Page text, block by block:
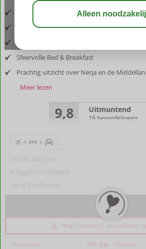
Inclusief vlucht en huurauto
Juweeltje op een berg net boven Nerja
Sfeervolle Bed & Breakfast
Prachtig uitzicht over Nerja en de
Meer lezen
9,8 Uitmuntend
16 beoordelingen
+ +
23 okt 2026 (vr)
6 dagen (5 nachten)
vanaf Eindhoven
Nog 2 kamer(s) beschikbaar
September 753 p.p. Oktober